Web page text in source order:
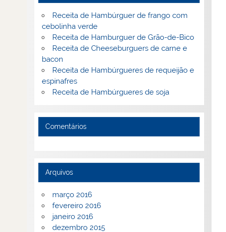
Receita de Hambúrguer de frango com
cebolinha verde
Receita de Hamburguer de Grão-de-Bico
Receita de Cheeseburguers de carne e
bacon
Receita de Hambúrgueres de requeijão e
espinafres
Receita de Hambúrgueres de soja
Comentários
Arquivos
março 2016
fevereiro 2016
janeiro 2016
dezembro 2015